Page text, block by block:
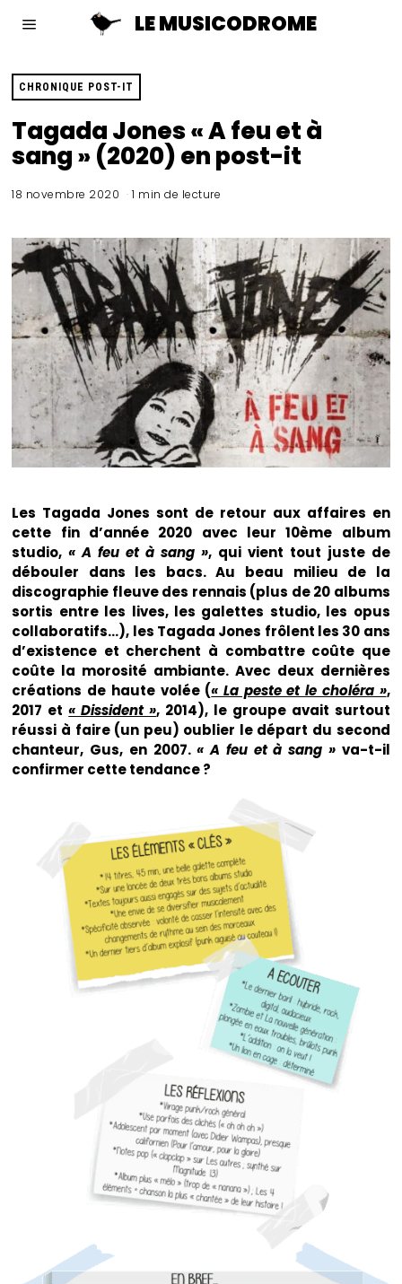
LE MUSICODROME
CHRONIQUE POST-IT
Tagada Jones « A feu et à
sang » (2020) en post-it
18 novembre 2020 1 min de lecture
Les Tagada Jones sont de retour aux affaires en
cette fin d’année 2020 avec leur 10ème album
studio,« A feu et à sang », qui vient tout juste de
débouler dans les bacs. Au beau milieu de la
discographie fleuve des rennais (plus de 20 albums
sortis entre les lives, les galettes studio, les opus
collaboratifs…), les Tagada Jones frôlent les 30 ans
d’existence et cherchent à combattre coûte que
coûte la morosité ambiante. Avec deux dernières
créations de haute volée (« La peste et le choléra »,
2017 et« Dissident », 2014), le groupe avait surtout
réussi à faire (un peu) oublier le départ du second
chanteur, Gus, en 2007.« A feu et à sang »va-t-il
confirmer cette tendance ?